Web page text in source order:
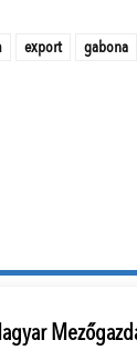
export gabona